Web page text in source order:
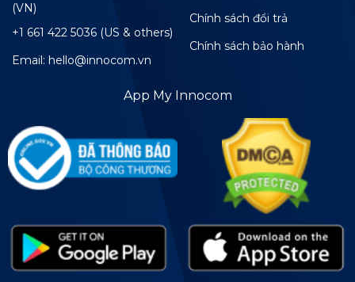
(VN)
+1 661 422 5036 (US & others)
Email: hello@innocom.vn
Chính sách đổi trả
Chính sách bảo hành
App My Innocom